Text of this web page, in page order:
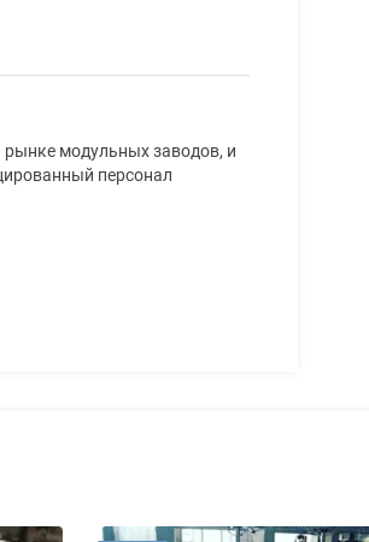
модульных заводов, и
персонал